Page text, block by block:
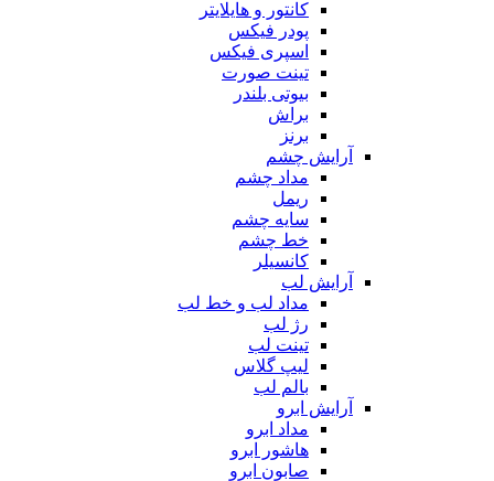
کانتور و هایلایتر
پودر فیکس
اسپری فیکس
تینت صورت
بیوتی بلندر
براش
برنز
آرایش چشم
مداد چشم
ریمل
سایه چشم
خط چشم
کانسیلر
آرایش لب
مداد لب و خط لب
رژ لب
تینت لب
لیپ گلاس
بالم لب
آرایش ابرو
مداد ابرو
هاشور ابرو
صابون ابرو